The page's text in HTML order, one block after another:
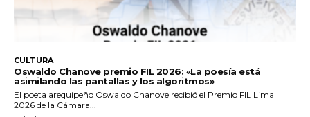
CULTURA
Oswaldo Chanove premio FIL 2026: «La poesía está
asimilando las pantallas y los algoritmos»
El poeta arequipeño Oswaldo Chanove recibió el Premio FIL Lima
2026 de la Cámara...